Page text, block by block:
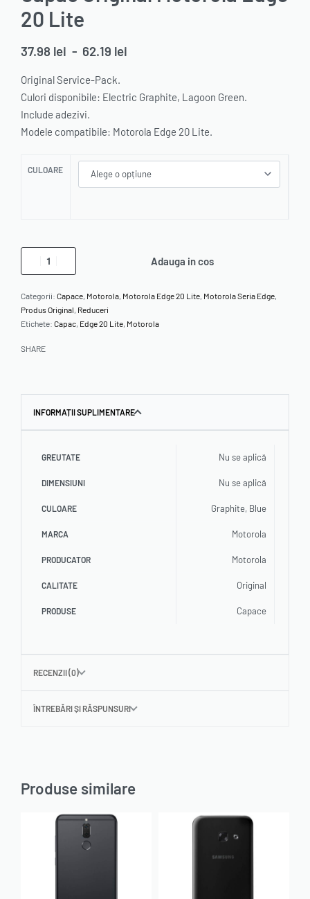
20 Lite
37.98 lei - 62.19 lei
Original Service-Pack.
Culori disponibile: Electric Graphite, Lagoon Green.
Include adezivi.
Modele compatibile: Motorola Edge 20 Lite.
CULOARE
Adauga in cos
Categorii: Capace Motorola Motorola Edge 20 Lite Motorola Seria Edge
Produs Original Reduceri
Etichete: Capac Edge 20 Lite Motorola
SHARE
INFORMAȚII SUPLIMENTARE
GREUTATE Nu se aplică
DIMENSIUNI Nu se aplică
CULOARE Graphite, Blue
MARCA Motorola
PRODUCATOR Motorola
CALITATE Original
PRODUSE Capace
RECENZII (0)
ÎNTREBĂRI ȘI RĂSPUNSURI
Produse similare